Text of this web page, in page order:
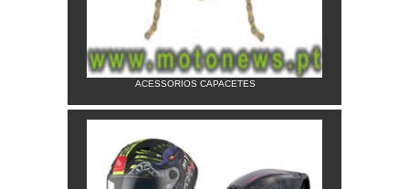
ACESSORIOS CAPACETES